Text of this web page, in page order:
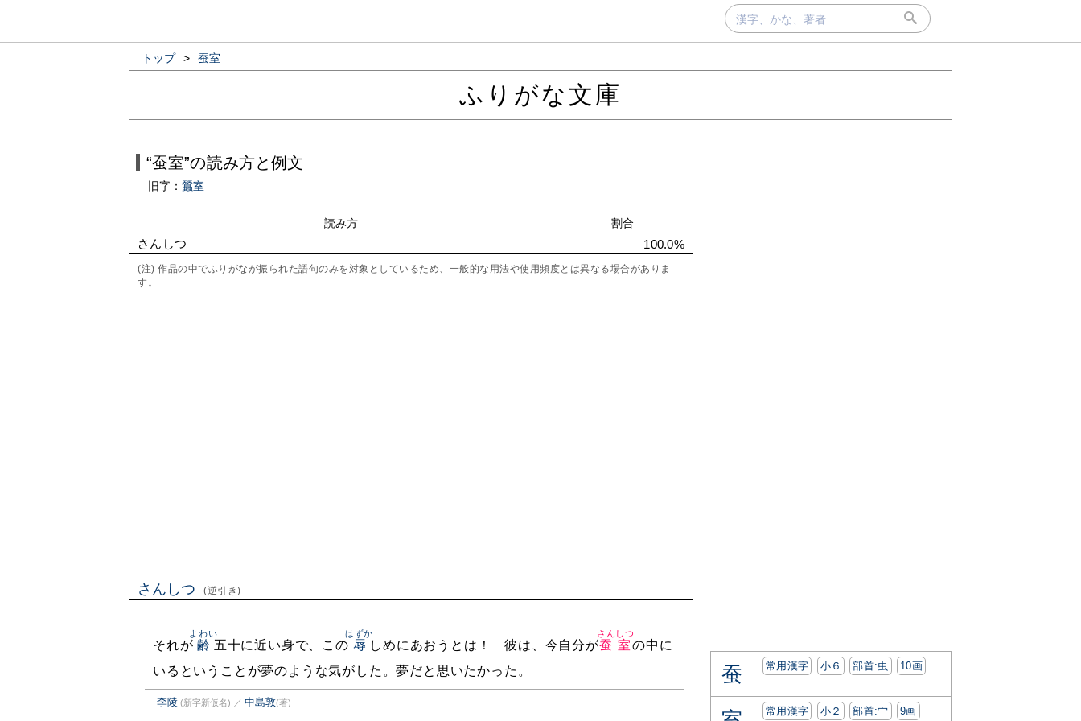
トップ > 蚕室
ふりがな文庫
“蚕室”の読み方と例文
旧字： 蠶室
読み方 割合
さんしつ 100.0%
(注) 作品の中でふりがなが振られた語句のみを対象としているため、一般的な用法や使用頻度とは異なる場合がありま
す。
さんしつ (逆引き)
それが 齢
よわい
五十に近い身で、この 辱
はずか
しめにあおうとは！ 彼は、今自分が蚕室
さんしつ
の中に
いるということが夢のような気がした。夢だと思いたかった。
李陵 (新字新仮名) ／ 中島敦(著)
蚕 常用漢字 小６ 部首:⾍ 10画
常用漢字 小２ 部首:⼧ 9画